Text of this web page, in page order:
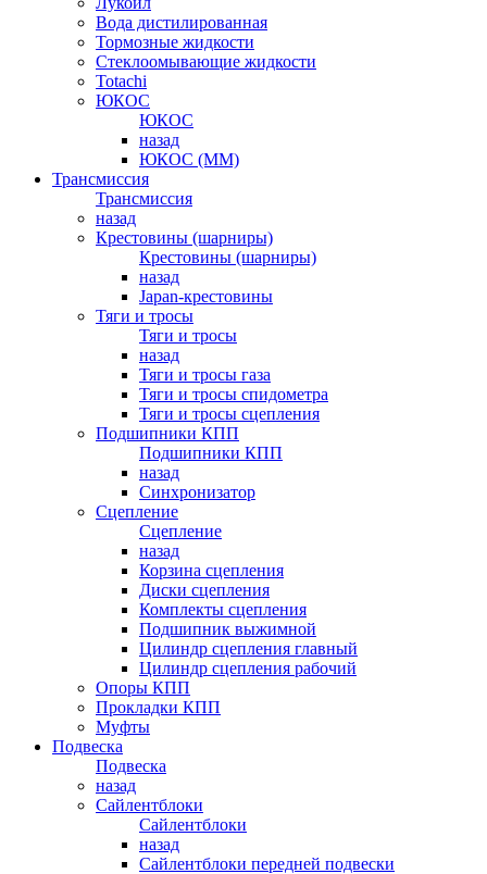
Вода дистилированная
Тормозные жидкости
Стеклоомывающие жидкости
Totachi
ЮКОС
ЮКОС
назад
ЮКОС (ММ)
Трансмиссия
Трансмиссия
назад
Крестовины (шарниры)
Крестовины (шарниры)
назад
Japan-крестовины
Тяги и тросы
Тяги и тросы
назад
Тяги и тросы газа
Тяги и тросы спидометра
Тяги и тросы сцепления
Подшипники КПП
Подшипники КПП
назад
Синхронизатор
Сцепление
Сцепление
назад
Корзина сцепления
Диски сцепления
Комплекты сцепления
Подшипник выжимной
Цилиндр сцепления главный
Цилиндр сцепления рабочий
Опоры КПП
Прокладки КПП
Муфты
Подвеска
Подвеска
назад
Сайлентблоки
Сайлентблоки
назад
Сайлентблоки передней подвески